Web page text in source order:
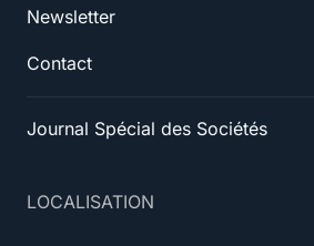
Newsletter
Contact
Journal Spécial des Sociétés
LOCALISATION